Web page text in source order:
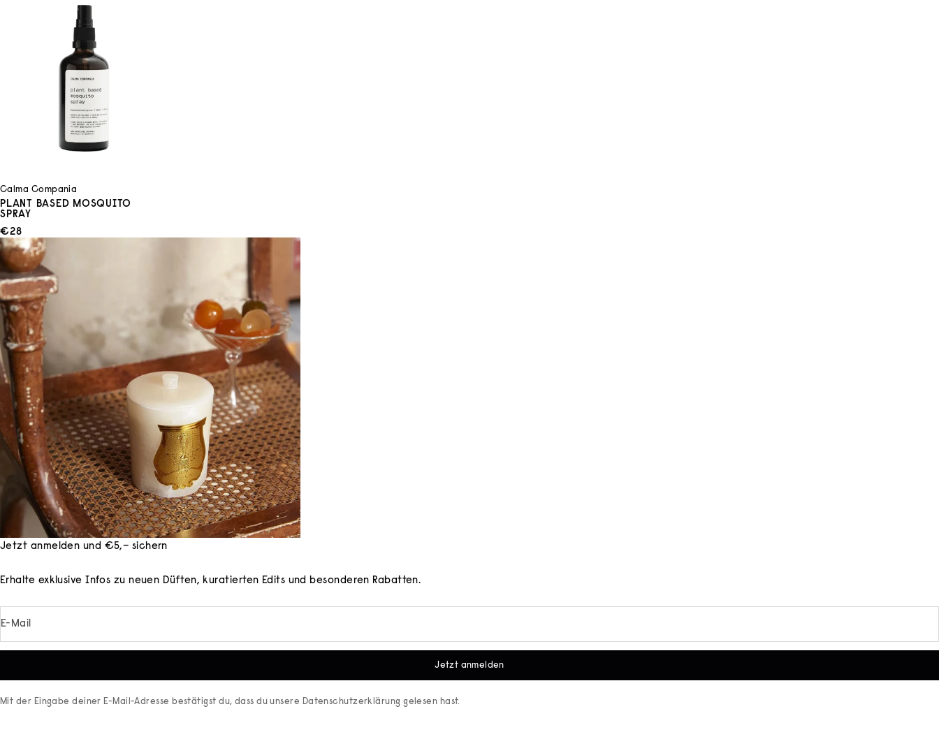
Calma Compania
PLANT BASED MOSQUITO
SPRAY
ANGEBOT
€28
Jetzt anmelden und €5,– sichern
Erhalte exklusive Infos zu neuen Düften, kuratierten Edits und besonderen Rabatten.
E-Mail
Jetzt anmelden
Mit der Eingabe deiner E-Mail-Adresse bestätigst du, dass du unsere Datenschutzerklärung gelesen hast.